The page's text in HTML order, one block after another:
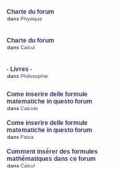
Charte du forum
dans Physique
Charte du forum
dans Calcul
- Livres -
dans Philosophie
Come inserire delle formule
matematiche in questo forum
dans Calcolo
Come inserire delle formule
matematiche in questo forum
dans Fisica
Comment insérer des formules
mathématiques dans ce forum
dans Calcul